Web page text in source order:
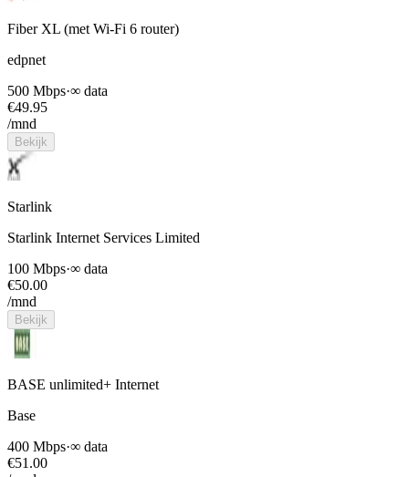
Fiber XL (met Wi-Fi 6 router)
edpnet
500 Mbps·∞ data
€49.95
/mnd
Bekijk
Starlink
Starlink Internet Services Limited
100 Mbps·∞ data
€50.00
/mnd
Bekijk
BASE unlimited+ Internet
Base
400 Mbps·∞ data
€51.00